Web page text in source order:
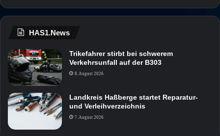
HAS1.News
Trikefahrer stirbt bei schwerem
Verkehrsunfall auf der B303
8. August 2026
Landkreis Haßberge startet Reparatur-
und Verleihverzeichnis
7. August 2026